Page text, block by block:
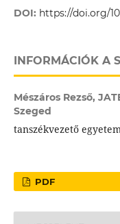
DOI: https://doi.org/
INFORMÁCIÓK A
Mészáros Rezső,
Szeged
tanszékvezető
PDF